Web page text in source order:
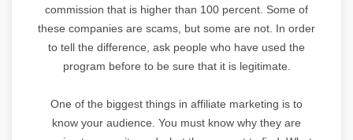
commission that is higher than 100 percent. Some of
these companies are scams, but some are not. In order
to tell the difference, ask people who have used the
program before to be sure that it is legitimate.
One of the biggest things in affiliate marketing is to
know your audience. You must know why they are